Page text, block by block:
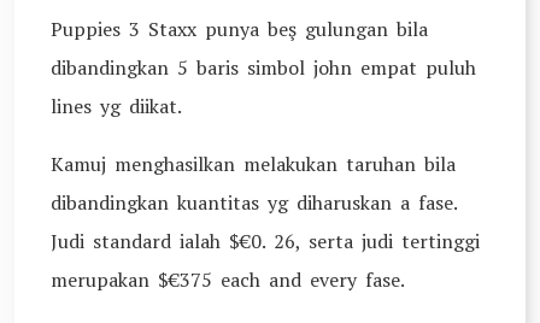
Puppies 3 Staxx punya beş gulungan bila
dibandingkan 5 baris simbol john empat puluh
lines yg diikat.
Kamuj menghasilkan melakukan taruhan bila
dibandingkan kuantitas yg diharuskan a fase.
Judi standard ialah $€0. 26, serta judi tertinggi
merupakan $€375 each and every fase.